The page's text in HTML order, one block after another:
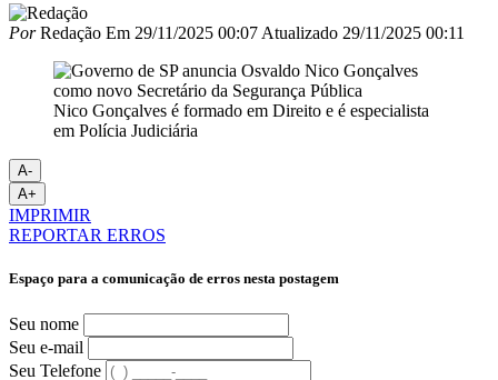
PorRedação Em 29/11/2025 00:07 Atualizado 29/11/2025 00:11
Nico Gonçalves é formado em Direito e é especialista
em Polícia Judiciária
A-
A+
IMPRIMIR
REPORTAR ERROS
Espaço para a comunicação de erros nesta postagem
Seu nome
Seu e-mail
Seu Telefone